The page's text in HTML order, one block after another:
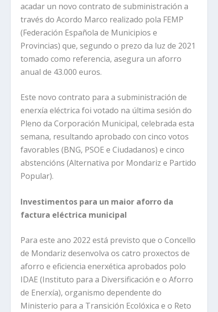
acadar un novo contrato de subministración a
través do Acordo Marco realizado pola FEMP
(Federación Española de Municipios e
Provincias) que, segundo o prezo da luz de 2021
tomado como referencia, asegura un aforro
anual de 43.000 euros.
Este novo contrato para a subministración de
enerxía eléctrica foi votado na última sesión do
Pleno da Corporación Municipal, celebrada esta
semana, resultando aprobado con cinco votos
favorables (BNG, PSOE e Ciudadanos) e cinco
abstencións (Alternativa por Mondariz e Partido
Popular).
Investimentos para un maior aforro da
factura eléctrica municipal
Para este ano 2022 está previsto que o Concello
de Mondariz desenvolva os catro proxectos de
aforro e eficiencia enerxética aprobados polo
IDAE (Instituto para a Diversificación e o Aforro
de Enerxía), organismo dependente do
Ministerio para a Transición Ecolóxica e o Reto